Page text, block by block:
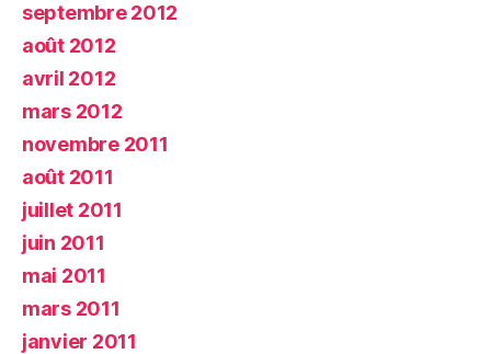
septembre 2012
août 2012
avril 2012
mars 2012
novembre 2011
août 2011
juillet 2011
juin 2011
mai 2011
mars 2011
janvier 2011